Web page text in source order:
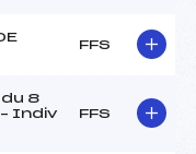
FFS
du 8
Indiv
FFS